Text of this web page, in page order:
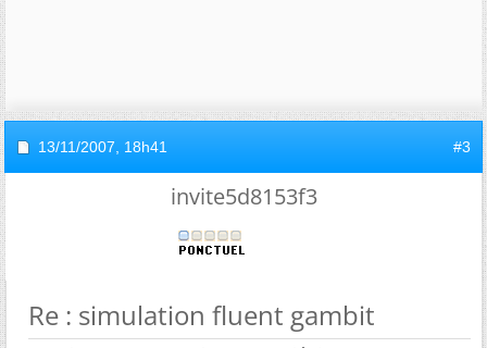
13/11/2007, 18h41 #3
invite5d8153f3
Re : simulation fluent gambit